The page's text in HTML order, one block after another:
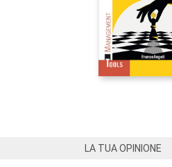
LA TUA OPINIONE